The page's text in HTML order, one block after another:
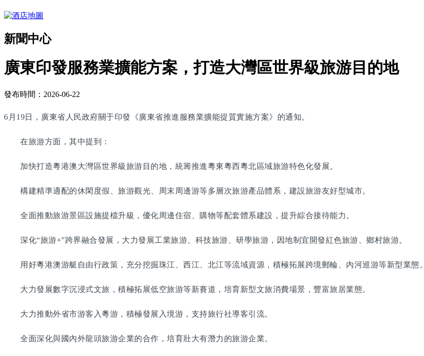
新聞中心
廣東印發服務業擴能方案，打造大灣區世界級旅游目的地
發布時間：2026-06-22
6月19日，廣東省人民政府關于印發《廣東省推進服務業擴能提質實施方案》的通知。
在旅游方面，其中提到：
加快打造粵港澳大灣區世界級旅游目的地，統籌推進粵東粵西粵北區域旅游特色化發展。
構建精準適配的休閑度假、旅游觀光、周末周邊游等多層次旅游產品體系，建設旅游友好型城市。
全面推動旅游景區設施提檔升級，優化周邊住宿、購物等配套體系建設，提升綜合接待能力。
深化“旅游+”跨界融合發展，大力發展工業旅游、科技旅游、研學旅游，因地制宜開發紅色旅游、鄉村旅游。
用好粵港澳游艇自由行政策，充分挖掘珠江、西江、北江等流域資源，積極拓展跨境郵輪、內河巡游等新型業態。
大力發展數字沉浸式文旅，積極拓展低空旅游等新賽道，培育新型文旅消費場景，豐富旅居業態。
大力推動外省市游客入粵游，積極發展入境游，支持旅行社導客引流。
全面深化與國內外龍頭旅游企業的合作，培育壯大有潛力的旅游企業。